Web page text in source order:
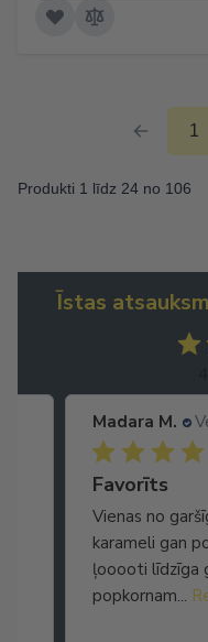
1
Produkti 1 līdz 24 no 106
Īstas
Madara M.
Favorīts
Vienas no
karameli gan
ļooooti līdzīga
popkornam...